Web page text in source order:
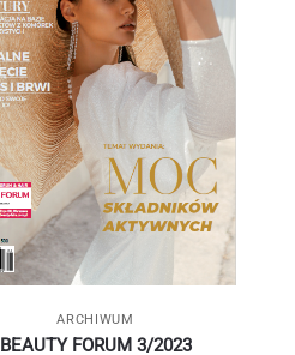
ARCHIWUM
BEAUTY FORUM 3/2023